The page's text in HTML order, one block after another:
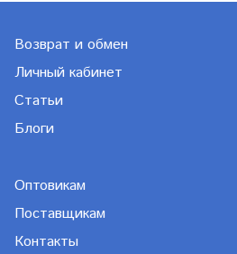
Возврат и обмен
Личный кабинет
Статьи
Блоги
Оптовикам
Поставщикам
Контакты